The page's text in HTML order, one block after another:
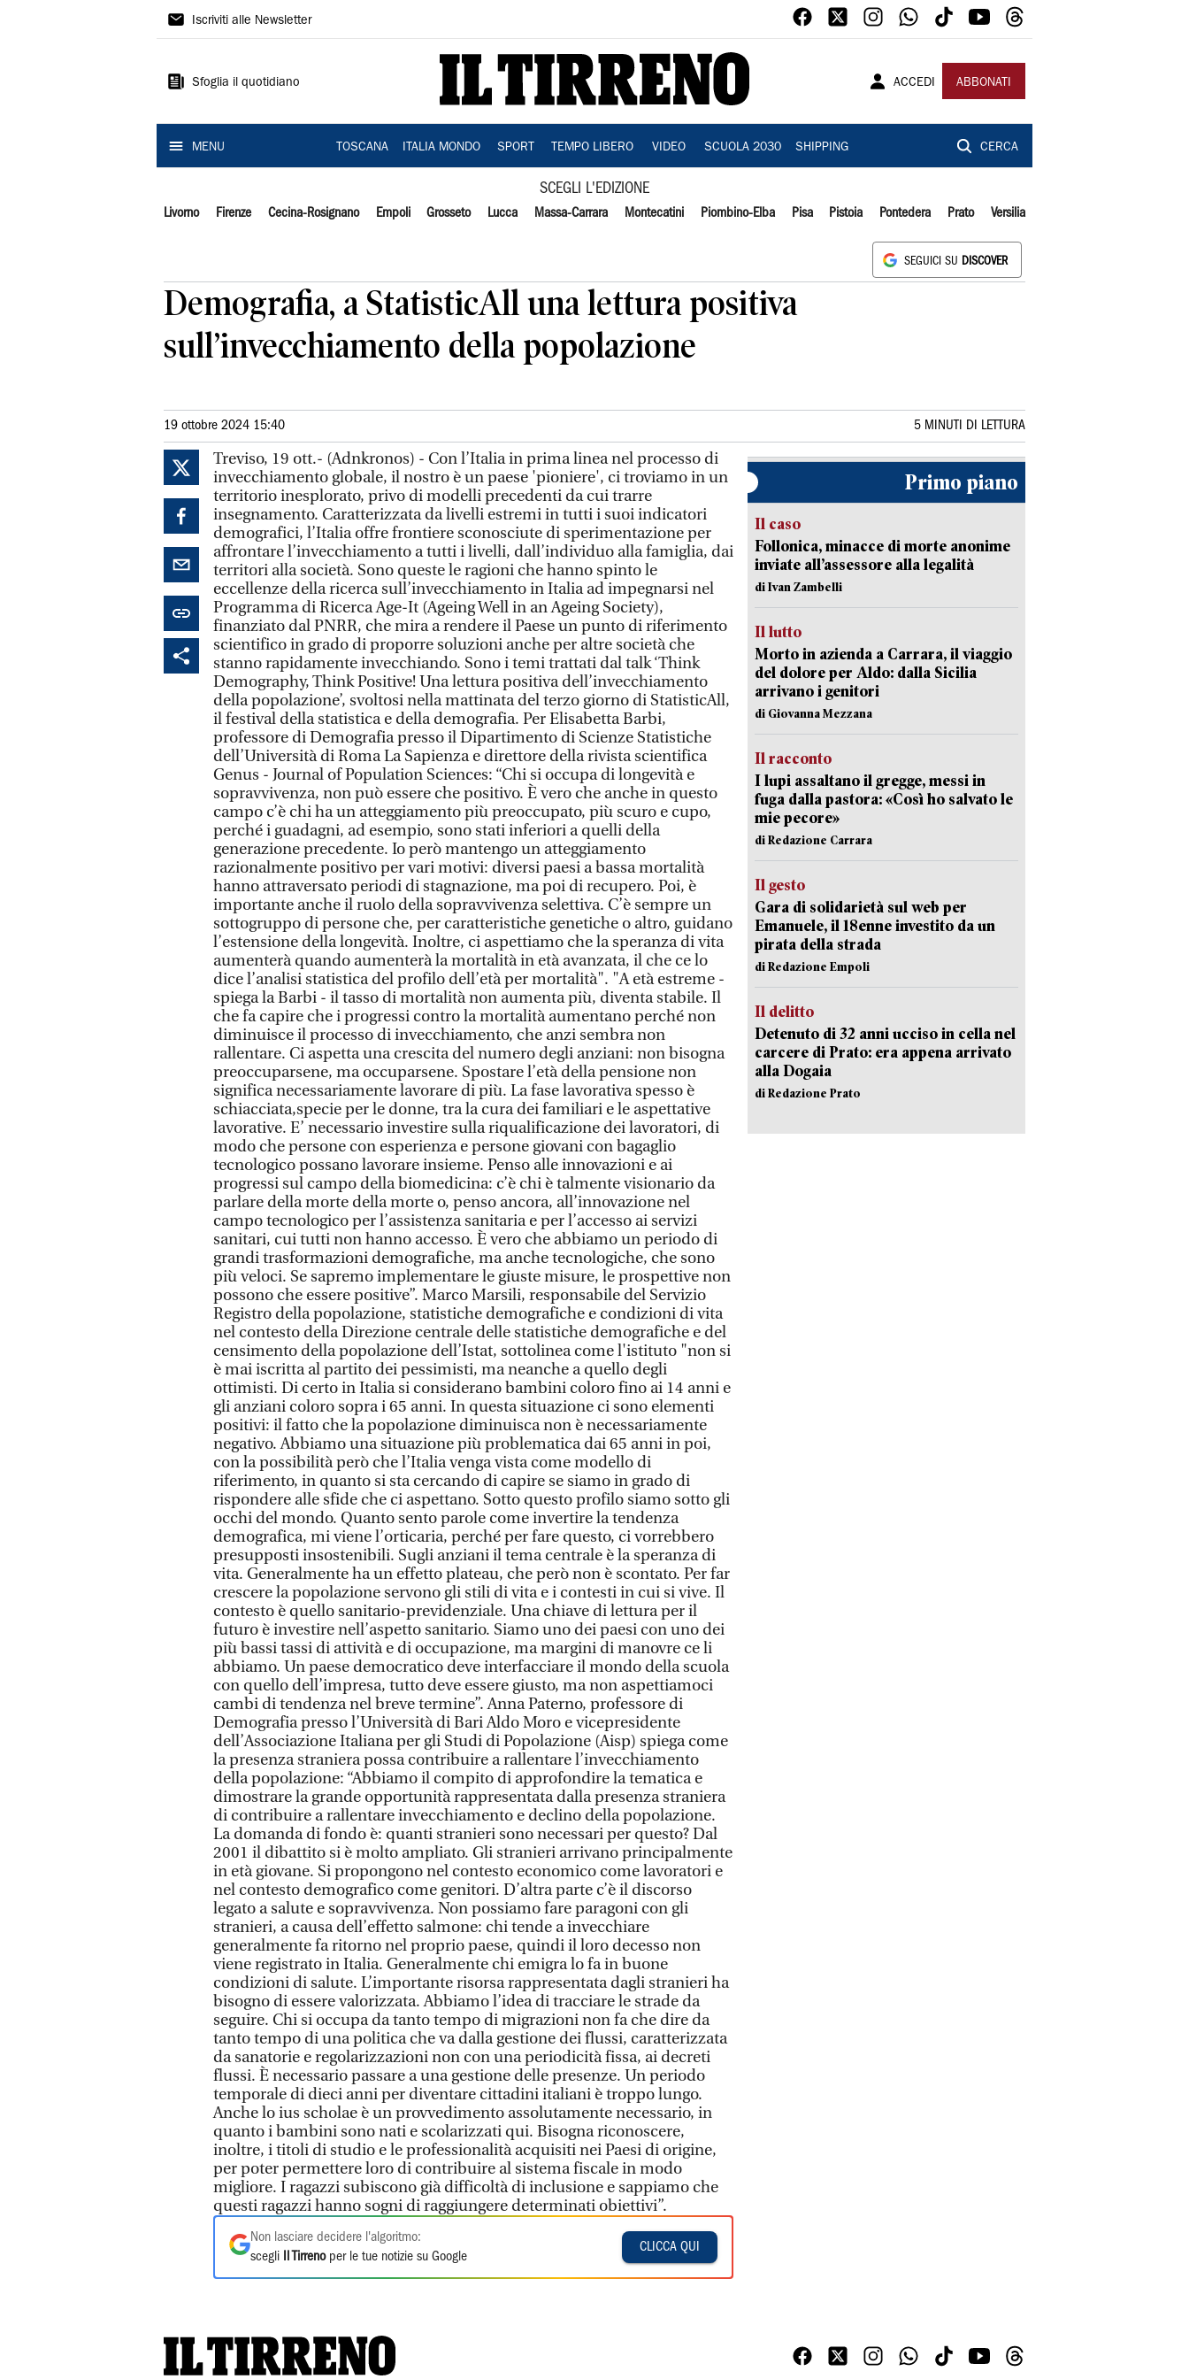
Il
Iscriviti alle Newsletter
Sfoglia il quotidiano ACCEDI ABBONATI
MENU TOSCANA ITALIA MONDO SPORT TEMPO LIBERO VIDEO SCUOLA 2030 SHIPPING CERCA
SCEGLI L'EDIZIONE
Livorno Firenze Cecina-Rosignano Empoli Grosseto Lucca Massa-Carrara Montecatini Piombino-Elba Pisa Pistoia Pontedera Prato Versilia
SEGUICI SU DISCOVER
Demografia, a StatisticAll una lettura positiva
sull’invecchiamento della popolazione
19 ottobre 2024 15:40 5 MINUTI DI LETTURA
Treviso, 19 ott.- (Adnkronos) - Con l’Italia in prima linea nel processo di
invecchiamento globale, il nostro è un paese 'pioniere', ci troviamo in un
territorio inesplorato, privo di modelli precedenti da cui trarre
insegnamento. Caratterizzata da livelli estremi in tutti i suoi indicatori
demografici, l’Italia offre frontiere sconosciute di sperimentazione per
affrontare l’invecchiamento a tutti i livelli, dall’individuo alla famiglia, dai
territori alla società. Sono queste le ragioni che hanno spinto le
eccellenze della ricerca sull’invecchiamento in Italia ad impegnarsi nel
Programma di Ricerca Age-It (Ageing Well in an Ageing Society),
finanziato dal PNRR, che mira a rendere il Paese un punto di riferimento
scientifico in grado di proporre soluzioni anche per altre società che
stanno rapidamente invecchiando. Sono i temi trattati dal talk ‘Think
Demography, Think Positive! Una lettura positiva dell’invecchiamento
della popolazione’, svoltosi nella mattinata del terzo giorno di StatisticAll,
il festival della statistica e della demografia. Per Elisabetta Barbi,
professore di Demografia presso il Dipartimento di Scienze Statistiche
dell’Università di Roma La Sapienza e direttore della rivista scientifica
Genus - Journal of Population Sciences: “Chi si occupa di longevità e
sopravvivenza, non può essere che positivo. È vero che anche in questo
campo c’è chi ha un atteggiamento più preoccupato, più scuro e cupo,
perché i guadagni, ad esempio, sono stati inferiori a quelli della
generazione precedente. Io però mantengo un atteggiamento
razionalmente positivo per vari motivi: diversi paesi a bassa mortalità
hanno attraversato periodi di stagnazione, ma poi di recupero. Poi, è
importante anche il ruolo della sopravvivenza selettiva. C’è sempre un
sottogruppo di persone che, per caratteristiche genetiche o altro, guidano
l’estensione della longevità. Inoltre, ci aspettiamo che la speranza di vita
aumenterà quando aumenterà la mortalità in età avanzata, il che ce lo
dice l’analisi statistica del profilo dell’età per mortalità". "A età estreme -
spiega la Barbi - il tasso di mortalità non aumenta più, diventa stabile. Il
che fa capire che i progressi contro la mortalità aumentano perché non
diminuisce il processo di invecchiamento, che anzi sembra non
rallentare. Ci aspetta una crescita del numero degli anziani: non bisogna
preoccuparsene, ma occuparsene. Spostare l’età della pensione non
significa necessariamente lavorare di più. La fase lavorativa spesso è
schiacciata,specie per le donne, tra la cura dei familiari e le aspettative
lavorative. E’ necessario investire sulla riqualificazione dei lavoratori, di
modo che persone con esperienza e persone giovani con bagaglio
tecnologico possano lavorare insieme. Penso alle innovazioni e ai
progressi sul campo della biomedicina: c’è chi è talmente visionario da
parlare della morte della morte o, penso ancora, all’innovazione nel
campo tecnologico per l’assistenza sanitaria e per l’accesso ai servizi
sanitari, cui tutti non hanno accesso. È vero che abbiamo un periodo di
grandi trasformazioni demografiche, ma anche tecnologiche, che sono
più veloci. Se sapremo implementare le giuste misure, le prospettive non
possono che essere positive”. Marco Marsili, responsabile del Servizio
Registro della popolazione, statistiche demografiche e condizioni di vita
nel contesto della Direzione centrale delle statistiche demografiche e del
censimento della popolazione dell’Istat, sottolinea come l'istituto "non si
è mai iscritta al partito dei pessimisti, ma neanche a quello degli
ottimisti. Di certo in Italia si considerano bambini coloro fino ai 14 anni e
gli anziani coloro sopra i 65 anni. In questa situazione ci sono elementi
positivi: il fatto che la popolazione diminuisca non è necessariamente
negativo. Abbiamo una situazione più problematica dai 65 anni in poi,
con la possibilità però che l’Italia venga vista come modello di
riferimento, in quanto si sta cercando di capire se siamo in grado di
rispondere alle sfide che ci aspettano. Sotto questo profilo siamo sotto gli
occhi del mondo. Quanto sento parole come invertire la tendenza
demografica, mi viene l’orticaria, perché per fare questo, ci vorrebbero
presupposti insostenibili. Sugli anziani il tema centrale è la speranza di
vita. Generalmente ha un effetto plateau, che però non è scontato. Per far
crescere la popolazione servono gli stili di vita e i contesti in cui si vive. Il
contesto è quello sanitario-previdenziale. Una chiave di lettura per il
futuro è investire nell’aspetto sanitario. Siamo uno dei paesi con uno dei
più bassi tassi di attività e di occupazione, ma margini di manovre ce li
abbiamo. Un paese democratico deve interfacciare il mondo della scuola
con quello dell’impresa, tutto deve essere giusto, ma non aspettiamoci
cambi di tendenza nel breve termine”. Anna Paterno, professore di
Demografia presso l’Università di Bari Aldo Moro e vicepresidente
dell’Associazione Italiana per gli Studi di Popolazione (Aisp) spiega come
la presenza straniera possa contribuire a rallentare l’invecchiamento
della popolazione: “Abbiamo il compito di approfondire la tematica e
dimostrare la grande opportunità rappresentata dalla presenza straniera
di contribuire a rallentare invecchiamento e declino della popolazione.
La domanda di fondo è: quanti stranieri sono necessari per questo? Dal
2001 il dibattito si è molto ampliato. Gli stranieri arrivano principalmente
in età giovane. Si propongono nel contesto economico come lavoratori e
nel contesto demografico come genitori. D’altra parte c’è il discorso
legato a salute e sopravvivenza. Non possiamo fare paragoni con gli
stranieri, a causa dell’effetto salmone: chi tende a invecchiare
generalmente fa ritorno nel proprio paese, quindi il loro decesso non
viene registrato in Italia. Generalmente chi emigra lo fa in buone
condizioni di salute. L’importante risorsa rappresentata dagli stranieri ha
bisogno di essere valorizzata. Abbiamo l’idea di tracciare le strade da
seguire. Chi si occupa da tanto tempo di migrazioni non fa che dire da
tanto tempo di una politica che va dalla gestione dei flussi, caratterizzata
da sanatorie e regolarizzazioni non con una periodicità fissa, ai decreti
flussi. È necessario passare a una gestione delle presenze. Un periodo
temporale di dieci anni per diventare cittadini italiani è troppo lungo.
Anche lo ius scholae è un provvedimento assolutamente necessario, in
quanto i bambini sono nati e scolarizzati qui. Bisogna riconoscere,
inoltre, i titoli di studio e le professionalità acquisiti nei Paesi di origine,
per poter permettere loro di contribuire al sistema fiscale in modo
migliore. I ragazzi subiscono già difficoltà di inclusione e sappiamo che
questi ragazzi hanno sogni di raggiungere determinati obiettivi”.
Non lasciare decidere l'algoritmo:
scegli
Il Tirrenoper le tue notizie su Google
CLICCA QUI
Primo piano
Il caso
Follonica, minacce di morte anonime
inviate all’assessore alla legalità
di Ivan Zambelli
Il lutto
Morto in azienda a Carrara, il viaggio
del dolore per Aldo: dalla Sicilia
arrivano i genitori
di Giovanna Mezzana
Il racconto
I lupi assaltano il gregge, messi in
fuga dalla pastora: «Così ho salvato le
mie pecore»
di Redazione Carrara
Il gesto
Gara di solidarietà sul web per
Emanuele, il 18enne investito da un
pirata della strada
di Redazione Empoli
Il delitto
Detenuto di 32 anni ucciso in cella nel
carcere di Prato: era appena arrivato
alla Dogaia
di Redazione Prato